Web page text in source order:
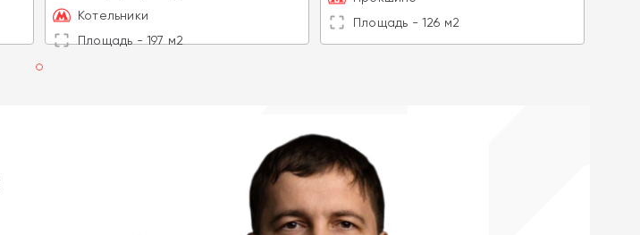
Котельники
Площадь - 197 м2
Площадь - 126 м2